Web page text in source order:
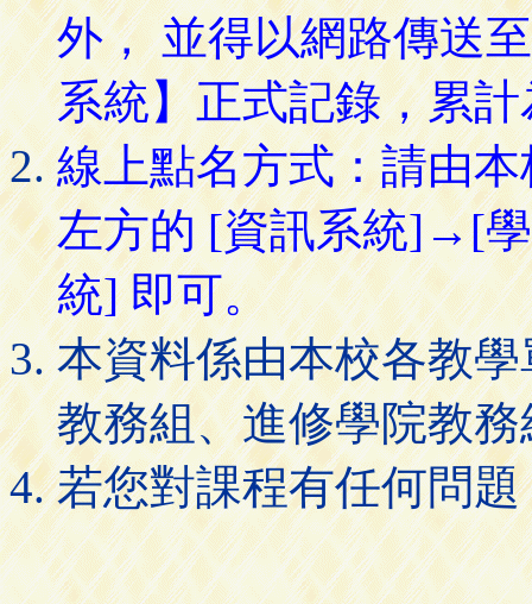
外， 並得以網路傳送
系統】正式記錄，累
線上點名方式：請由
左方的 [資訊系統]→[
統] 即可。
本資料係由本校各教
教務組、進修學院教
若您對課程有任何問